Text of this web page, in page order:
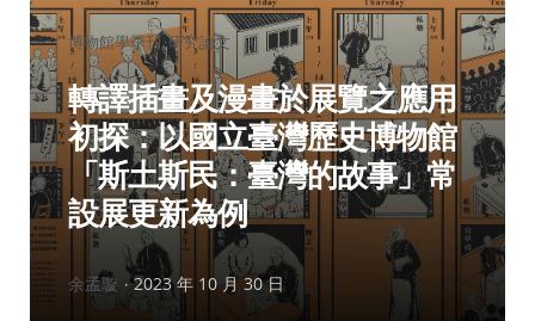
分
類：
博物館學季刊 研究論文
轉譯插畫及漫畫於展覽之應用
初探：以國立臺灣歷史博物館
「斯土斯民：臺灣的故事」常
設展更新為例
作
余孟璇 2023 年 10 月 30 日